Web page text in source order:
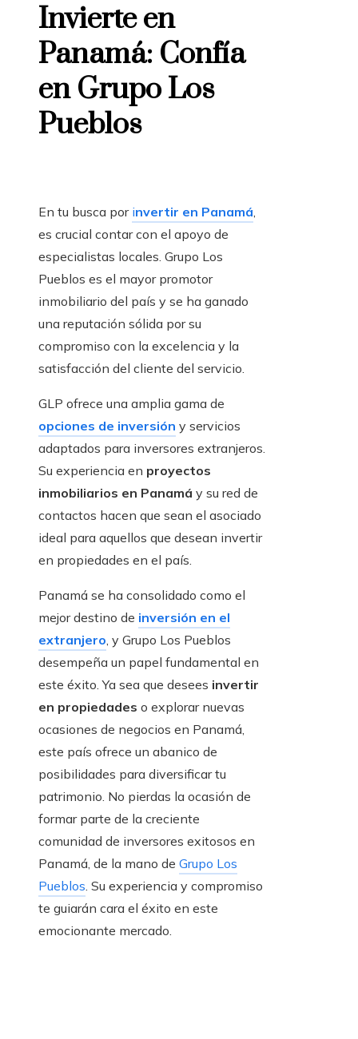
Invierte en
Panamá: Confía
en Grupo Los
Pueblos
En tu busca por invertir en Panamá
es crucial contar con el apoyo de
especialistas locales. Grupo Los
Pueblos es el mayor promotor
inmobiliario del país y se ha ganado
una reputación sólida por su
compromiso con la excelencia y la
satisfacción del cliente del servicio.
GLP ofrece una amplia gama de
opciones de inversión y servicios
adaptados para inversores extranjeros.
Su experiencia en proyectos
inmobiliarios en Panamá y su red de
contactos hacen que sean el asociado
ideal para aquellos que desean invertir
en propiedades en el país.
Panamá se ha consolidado como el
mejor destino de inversión en el
extranjero , y Grupo Los Pueblos
desempeña un papel fundamental en
este éxito. Ya sea que desees invertir
en propiedades o explorar nuevas
ocasiones de negocios en Panamá,
este país ofrece un abanico de
posibilidades para diversificar tu
patrimonio. No pierdas la ocasión de
formar parte de la creciente
comunidad de inversores exitosos en
Panamá, de la mano de Grupo Los
Pueblos . Su experiencia y compromiso
te guiarán cara el éxito en este
emocionante mercado.